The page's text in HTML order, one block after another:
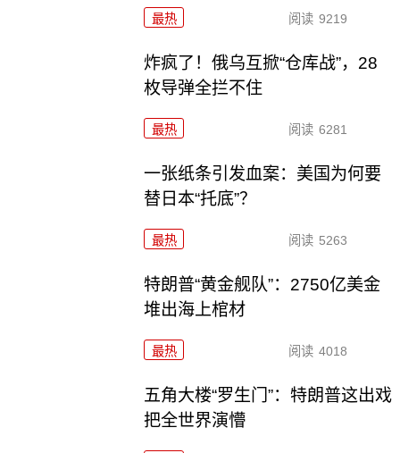
最热 阅读 9219
炸疯了！俄乌互掀“仓库战”，28
枚导弹全拦不住
最热 阅读 6281
一张纸条引发血案：美国为何要
替日本“托底”？
最热 阅读 5263
特朗普“黄金舰队”：2750亿美金
堆出海上棺材
最热 阅读 4018
五角大楼“罗生门”：特朗普这出戏
把全世界演懵